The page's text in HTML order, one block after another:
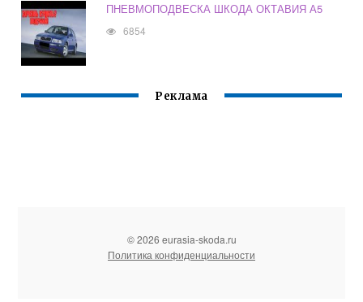
ПНЕВМОПОДВЕСКА ШКОДА ОКТАВИЯ А5
6854
Реклама
© 2026 eurasia-skoda.ru
Политика конфиденциальности